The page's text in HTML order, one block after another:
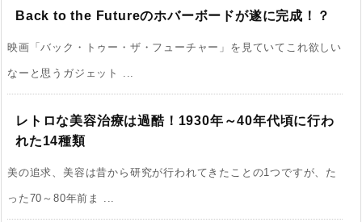
Back to the Futureのホバーボードが遂に完成！？
映画「バック・トゥー・ザ・フューチャー」を見ていてこれ欲しい
なーと思うガジェット ...
レトロな美容治療は過酷！1930年～40年代頃に行わ
れた14種類
美の追求、美容は昔から研究が行われてきたことの1つですが、た
った70～80年前ま ...